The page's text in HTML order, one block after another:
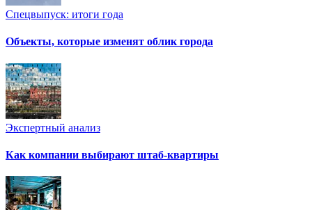
Спецвыпуск: итоги года
Объекты, которые изменят облик города
Экспертный анализ
Как компании выбирают штаб-квартиры